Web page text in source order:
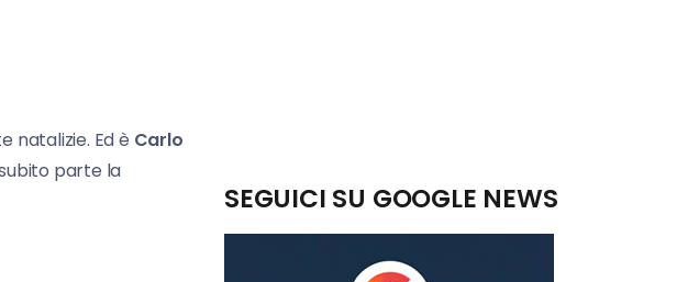
natalizie. Ed è Carlo
parte la
SEGUICI SU GOOGLE NEWS